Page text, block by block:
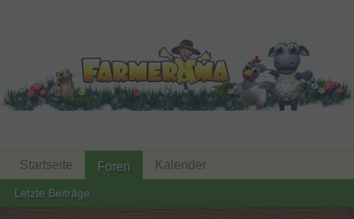
Startseite Foren
Letzte Beiträge
Kalender